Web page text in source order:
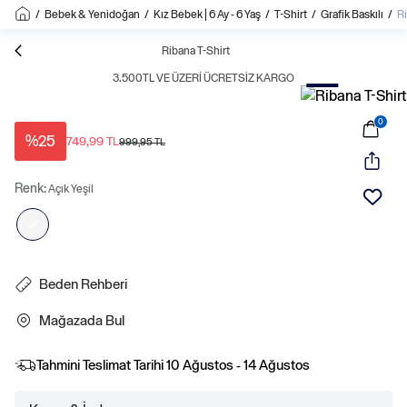
/ Bebek & Yenidoğan / Kız Bebek | 6 Ay - 6 Yaş / T-Shirt / Grafik Baskılı /
Ribana T-Shirt
3.500TL VE ÜZERI ÜCRETSIZ KARGO
0
%25 749,99 TL999,95 TL
Renk:Açık Yeşil
Beden Rehberi
Mağazada Bul
Tahmini Teslimat Tarihi10 Ağustos - 14 Ağustos